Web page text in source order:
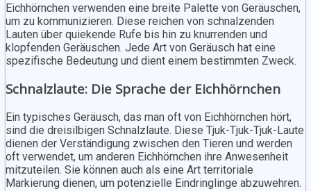
Eichhörnchen verwenden eine breite Palette von Geräuschen,
um zu kommunizieren. Diese reichen von schnalzenden
Lauten über quiekende Rufe bis hin zu knurrenden und
klopfenden Geräuschen. Jede Art von Geräusch hat eine
spezifische Bedeutung und dient einem bestimmten Zweck.
Schnalzlaute: Die Sprache der Eichhörnchen
Ein typisches Geräusch, das man oft von Eichhörnchen hört,
sind die dreisilbigen Schnalzlaute. Diese Tjuk-Tjuk-Tjuk-Laute
dienen der Verständigung zwischen den Tieren und werden
oft verwendet, um anderen Eichhörnchen ihre Anwesenheit
mitzuteilen. Sie können auch als eine Art territoriale
Markierung dienen, um potenzielle Eindringlinge abzuwehren.